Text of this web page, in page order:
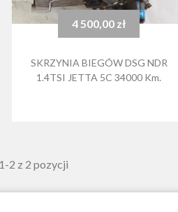
Cena
4 500,00 zł
SKRZYNIA BIEGÓW DSG NDR
1.4TSI JETTA 5C 34000 Km.
2 z 2 pozycji